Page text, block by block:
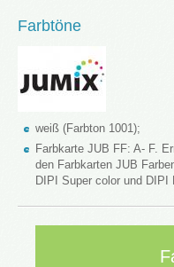
Farbtöne
weiß (Farbton 1001);
Farbkarte JUB FF: A- F.
den Farbkarten JUB
DIPI Super color und DIPI